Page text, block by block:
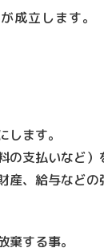
成立します。
ます。
支払いなど
、給与など
する事。